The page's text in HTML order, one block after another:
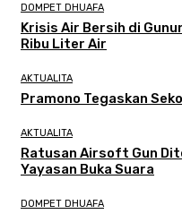
DOMPET DHUAFA
Krisis Air Bersih di
Ribu Liter Air
AKTUALITA
Pramono Tegaskan
AKTUALITA
Ratusan Airsoft Gun
Yayasan Buka Suara
DOMPET DHUAFA